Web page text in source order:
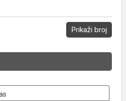
Prikaži broj